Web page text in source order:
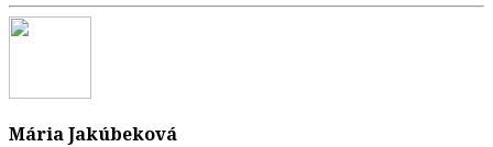
Mária Jakúbeková